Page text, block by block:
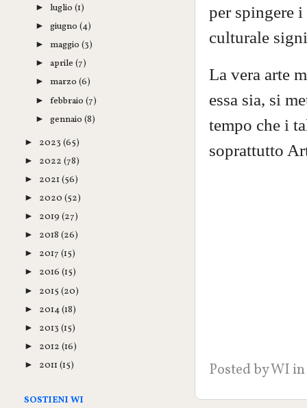
per spingere
culturale
La vera arte
essa sia, si
tempo che i
soprattutto
Posted byWI
►luglio(1)
►giugno(4)
►maggio(3)
►aprile(7)
►marzo(6)
►febbraio(7)
►gennaio(8)
► 2023 (65)
► 2022 (78)
► 2021 (56)
► 2020 (52)
► 2019 (27)
► 2018 (26)
► 2017 (15)
► 2016 (15)
► 2015 (20)
► 2014(18)
► 2013 (15)
► 2012 (16)
► 2011 (15)
SOSTIENI WI